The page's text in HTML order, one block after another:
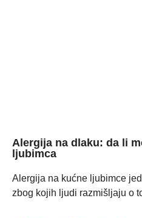
Alergija na dlaku: da li
ljubimca
Alergija na kućne ljubimce
zbog kojih ljudi razmišljaju o